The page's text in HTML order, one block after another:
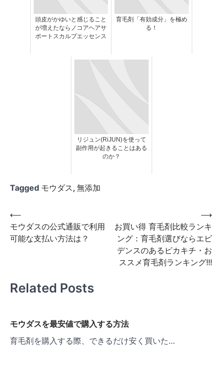
頭皮がかゆいと感じること
が増えたならノコアヘアサ
ポートスカルプエッセンス
育毛剤「有効成分」を極め
る！
リジュン(RiJUN)を使って
副作用が起きることはある
のか？
Tagged モウダス, 無添加
投
稿
ナ
ー
ョ
ン
⟵
モウダスの公式通販で利用
可能な支払い方法は？
お買い得 育毛剤比較ランキ
ング：育毛剤選びならエビ
デンスのあるピカキチ・お
ススメ育毛剤ランキング!!!
⟶
Related Posts
モウダスを最安値で購入する方法
育毛剤を購入する際、できるだけ安く買いた…